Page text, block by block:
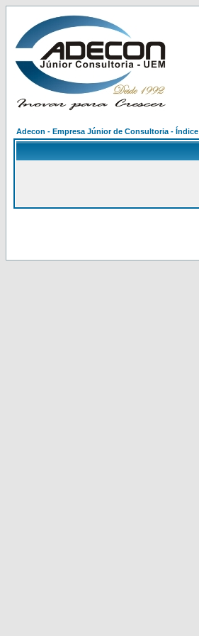
Adecon - Empresa Júnior de Consultoria - Índice